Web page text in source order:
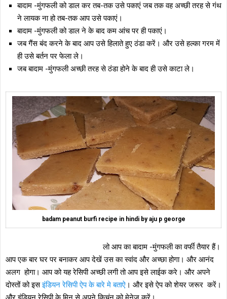
बादाम -मुंगफली को डाल कर तब-तक उसे पकाएं जब तक वह अच्छी तरह से गंथ
ने लायक ना हो तब-तक आप उसे पकाएं।
बादाम -मुंगफली को डाल ने के बाद कम आंच पर ही पकाएं।
जब गैंस बंद करने के बाद आप उसे हिलाते हुए ठंडा करें। और उसे हल्का गरम में
ही उसे बर्तन पर फेला ले।
जब बादाम -मुंगफली अच्छी तरह से ठंडा होने के बाद ही उसे काटा ले।
badam peanut burfi recipe in hindi by aju p george
लो आप का बादाम -मुंगफली का वर्फी तैयार हैं।
आप एक बार घर पर बनाकर आप देखें उस का स्वांद और अच्छा होगा। और आनंद
अलग होगा। आप को यह रेसिपी अच्छी लगी तो आप इसे लाईक करे। और अपने
दोस्तों को इसइंडियन रेसिपी ऐप के बारे मे बताऐ । और इसे ऐप को शेयर जरूर करें।